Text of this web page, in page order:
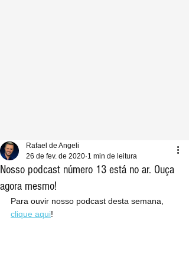
Nosso podcast número 13 está no ar. Ouça
agora mesmo!
Rafael de Angeli
26 de fev. de 2020 1 min de leitura
Para ouvir nosso podcast desta semana,
clique aqui!